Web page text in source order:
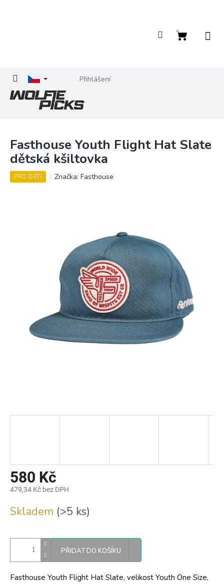
Přihlášení
Nákupní
Fasthouse Youth Flight Hat Slate
dětská kšiltovka
PRO DĚTI Značka: Fasthouse
580 Kč
479,34 Kč bez DPH
cena:
Skladem (>5 ks)
PŘIDAT DO KOŠÍKU
Fasthouse Youth Flight Hat Slate, velikost Youth One Size,